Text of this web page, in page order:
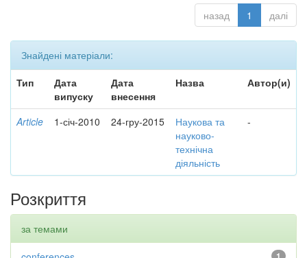
назад 1 далі
Знайдені матеріали:
Тип
Дата
випуску
Дата
внесення
Назва Автор(и)
Article 1-січ-2010 24-гру-2015
Наукова та
науково-
технічна
діяльність
-
Розкриття
за темами